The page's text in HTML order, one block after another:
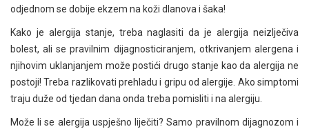
odjednom se dobije ekzem na koži dlanova i šaka!
Kako je alergija stanje, treba naglasiti da je alergija neizlječiva
bolest, ali se pravilnim dijagnosticiranjem, otkrivanjem alergena i
njihovim uklanjanjem može postići drugo stanje kao da alergija ne
postoji! Treba razlikovati prehladu i gripu od alergije. Ako simptomi
traju duže od tjedan dana onda treba pomisliti i na alergiju.
Može li se alergija uspješno liječiti? Samo pravilnom dijagnozom i